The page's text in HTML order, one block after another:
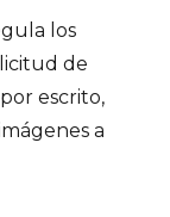
los
de
escrito,
a